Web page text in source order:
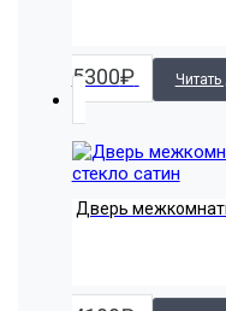
5300₽
Дверь